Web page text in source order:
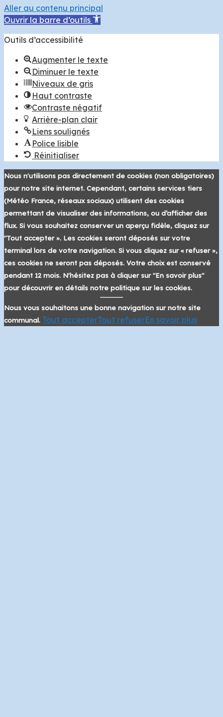
Aller au contenu principal
Ouvrir la barre d’outils
Outils d’accessibilité
Augmenter le texte
Diminuer le texte
Niveaux de gris
Haut contraste
Contraste négatif
Arrière-plan clair
Liens soulignés
Police lisible
Réinitialiser
Nous n'utilisons pas directement de cookies (non obligatoires)
pour notre site internet. Cependant, certains services tiers
(Météo France, réseaux sociaux) utilisent des cookies
permettant de visualiser des informations, ou d’afficher des
flux. Si vous souhaitez conserver un aperçu fidèle, cliquez sur
"Tout accepter ». Les cookies seront déposés sur votre
terminal lors de votre navigation. Si vous cliquez sur « refuser »,
ces cookies ne seront pas déposés. Votre choix est conservé
pendant 12 mois. N'hésitez pas à cliquer sur "En savoir plus"
pour découvrir en détails notre politique sur les cookies.
Nous vous souhaitons une bonne navigation sur notre site
communal. Tout accepterTout refuserEn savoir plus